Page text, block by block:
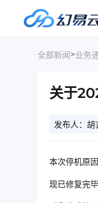
全部新闻>业务
关于
发布人：胡
本次停机原
现已修复完